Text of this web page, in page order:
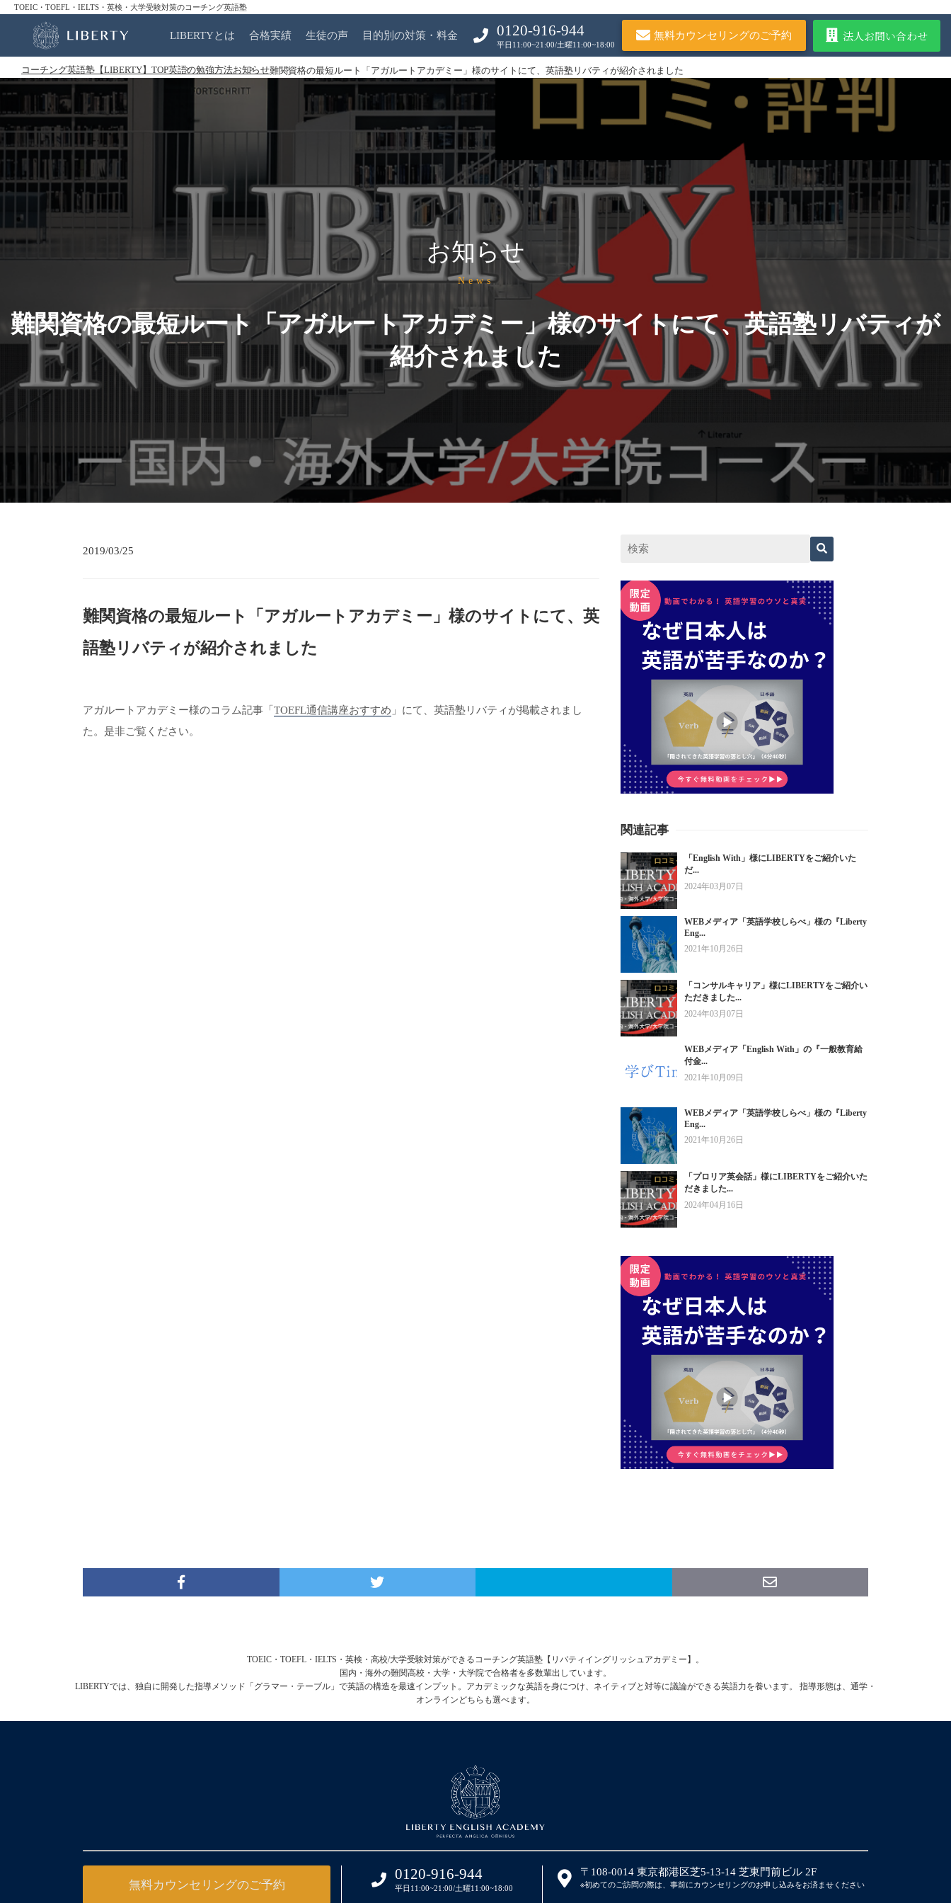
TOEIC・TOEFL・IELTS・英検・大学受験対策のコーチング英語塾
LIBERTYとは 合格実績 生徒の声 目的別の対策・料金 0120-916-944
平日11:00~21:00/土曜11:00~18:00
無料カウンセリングのご予約 法人お問い合わせ
コーチング英語塾【LIBERTY】TOP英語の勉強方法お知らせ難関資格の最短ルート「アガルートアカデミー」様のサイトにて、英語塾リバティが紹介されました
お知らせ
News
難関資格の最短ルート「アガルートアカデミー」様のサイトにて、英語塾リバティが
紹介されました
2019/03/25
難関資格の最短ルート「アガルートアカデミー」様のサイトにて、英
語塾リバティが紹介されました
アガルートアカデミー様のコラム記事「 TOEFL通信講座おすすめ 」にて、英語塾リバティが掲載されまし
た。是非ご覧ください。
関連記事
「English With」様にLIBERTYをご紹介いた
だ...
2024年03月07日
WEBメディア「英語学校しらべ」様の『Liberty
Eng...
2021年10月26日
「コンサルキャリア」様にLIBERTYをご紹介い
ただきました...
2024年03月07日
WEBメディア「English With」の『一般教育給
付金...
2021年10月09日
WEBメディア「英語学校しらべ」様の『Liberty
Eng...
2021年10月26日
「プロリア英会話」様にLIBERTYをご紹介いた
だきました...
2024年04月16日
TOEIC・TOEFL・IELTS・英検・高校/大学受験対策ができるコーチング英語塾【リバティイングリッシュアカデミー】。
国内・海外の難関高校・大学・大学院で合格者を多数輩出しています。
LIBERTYでは、独自に開発した指導メソッド「グラマー・テーブル」で英語の構造を最速インプット。アカデミックな英語を身につけ、ネイティブと対等に議論ができる英語力を養います。 指導形態は、通学・
オンラインどちらも選べます。
無料カウンセリングのご予約
0120-916-944
平日11:00~21:00/土曜11:00~18:00
〒108-0014 東京都港区芝5-13-14 芝東門前ビル 2F
※初めてのご訪問の際は、事前にカウンセリングのお申し込みをお済ませください